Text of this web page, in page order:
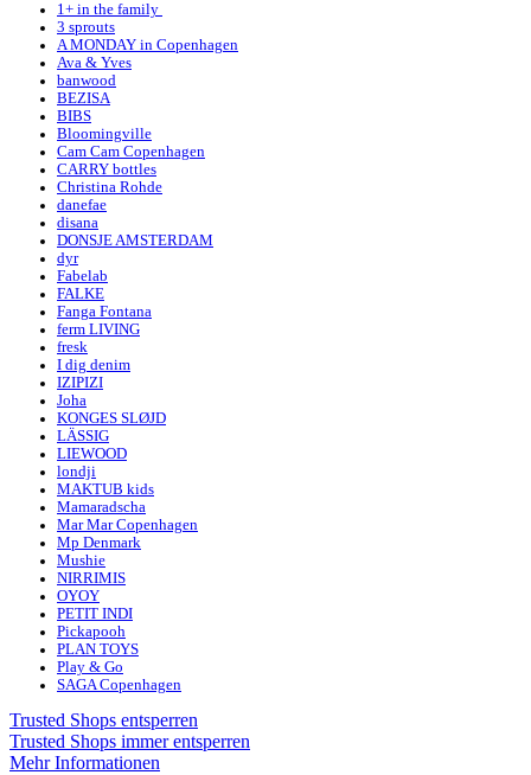
1+ in the family
3 sprouts
A MONDAY in Copenhagen
Ava & Yves
banwood
BEZISA
BIBS
Bloomingville
Cam Cam Copenhagen
CARRY bottles
Christina Rohde
danefae
disana
DONSJE AMSTERDAM
dyr
Fabelab
FALKE
Fanga Fontana
ferm LIVING
fresk
I dig denim
IZIPIZI
Joha
KONGES SLØJD
LÄSSIG
LIEWOOD
londji
MAKTUB kids
Mamaradscha
Mar Mar Copenhagen
Mp Denmark
Mushie
NIRRIMIS
OYOY
PETIT INDI
Pickapooh
PLAN TOYS
Play & Go
SAGA Copenhagen
Trusted Shops entsperren
Trusted Shops immer entsperren
Mehr Informationen